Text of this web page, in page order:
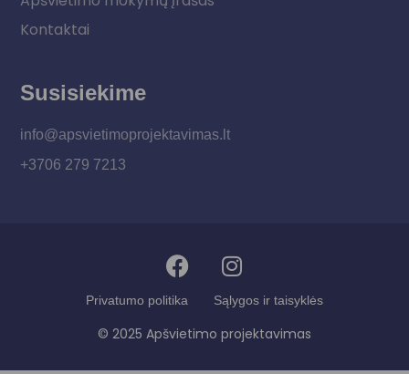
Kontaktai
Susisiekime
info@apsvietimoprojektavimas.lt
+3706 279 7213
Privatumo politika Sąlygos ir taisyklės
© 2025 Apšvietimo projektavimas